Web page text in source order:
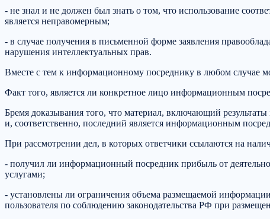
- не знал и не должен был знать о том, что использование
является неправомерным;
- в случае получения в письменной форме заявления
нарушения интеллектуальных прав.
Вместе с тем к информационному посреднику в любом случае
Факт того, является ли конкретное лицо информационным
Бремя доказывания того, что материал, включающий
и, соответственно, последний является информационным
При рассмотрении дел, в которых ответчики ссылаются на
- получил ли информационный посредник прибыль от
услугами;
- установлены ли ограничения объема размещаемой
пользователя по соблюдению законодательства РФ при